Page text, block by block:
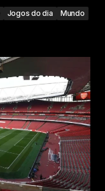
Jogos do dia
Mundo